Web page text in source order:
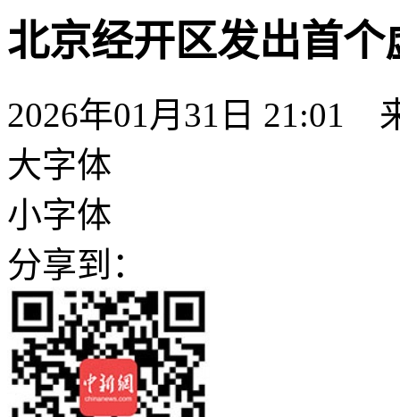
北京经开区发出首
2026年01月31日 21:01
大字体
小字体
分享到：